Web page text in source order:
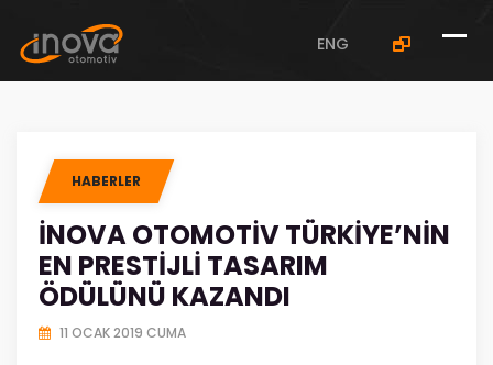
ENG
HABERLER
İNOVA OTOMOTIV TÜRKIYE’NIN
EN PRESTIJLI TASARIM
ÖDÜLÜNÜ KAZANDI
11 OCAK 2019 CUMA